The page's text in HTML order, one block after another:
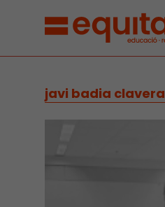
javi badia clavera